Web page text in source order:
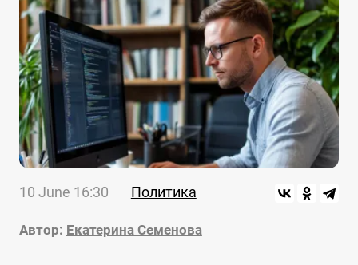
10 June 16:30 Политика
Автор: Екатерина Семенова